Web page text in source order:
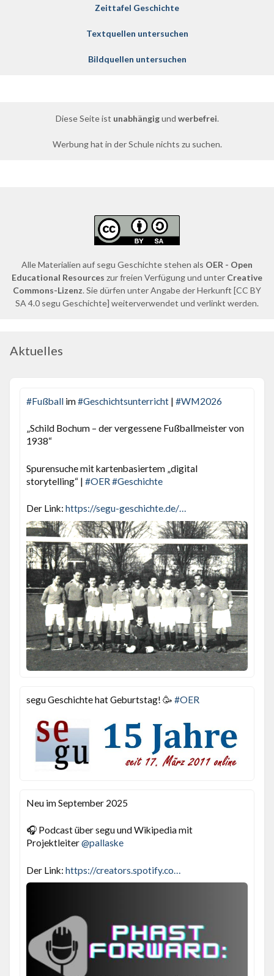
Zeittafel Geschichte
Textquellen untersuchen
Bildquellen untersuchen
Diese Seite ist unabhängigund werbefrei.
Werbung hat in der Schule nichts zu suchen.
Alle Materialien auf segu Geschichte stehen als OER - Open
Educational Resources zur freien Verfügung und unter Creative
Commons-Lizenz. Sie dürfen unter Angabe der Herkunft [CC BY
SA 4.0 segu Geschichte] weiterverwendet und verlinkt werden.
Aktuelles
#Fußball im#Geschichtsunterricht |#WM2026
„Schild Bochum – der vergessene Fußballmeister von
1938“
Spurensuche mit kartenbasiertem „digital
storytelling“ |#OER#Geschichte
Der Link:https://segu-geschichte.de/fussball/
segu Geschichte hat Geburtstag! 🥳#OER
Neu im September 2025
🎧 Podcast über segu und Wikipedia mit
Projektleiter@pallaske
Der Link:https://creators.spotify.com/pod/profi